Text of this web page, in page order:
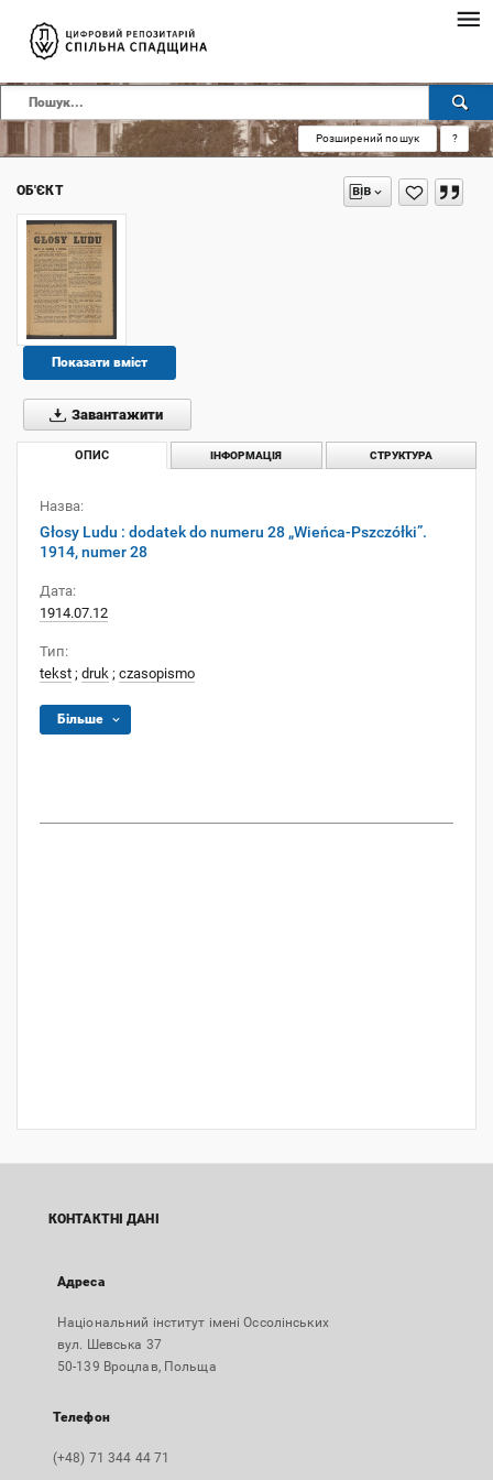
Розширений пошук ?
ОБ'ЄКТ
Показати вміст
Завантажити
ОПИС ІНФОРМАЦІЯ СТРУКТУРА
Назва:
Głosy Ludu : dodatek do numeru 28 „Wieńca-Pszczółki”.
1914, numer 28
Дата:
1914.07.12
Тип:
tekst ; druk ; czasopismo
Більше
КОНТАКТНІ ДАНІ
Адреса
Національний інститут імені Оссолінських
вул. Шевська 37
50-139 Вроцлав, Польща
Телефон
(+48) 71 344 44 71